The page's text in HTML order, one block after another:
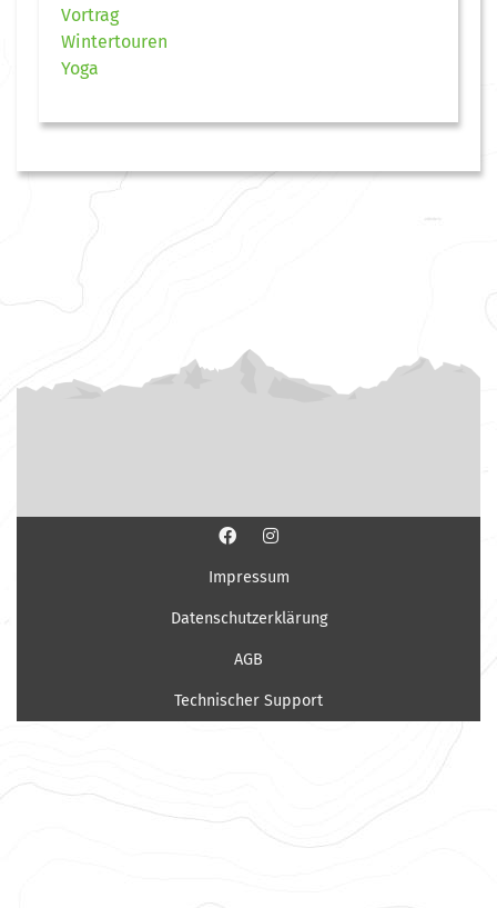
Vortrag
Wintertouren
Yoga
Impressum
Datenschutzerklärung
AGB
Technischer Support